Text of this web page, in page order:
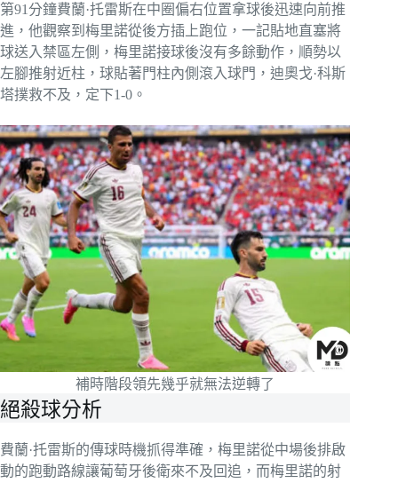
第91分鐘費蘭·托雷斯在中圈偏右位置拿球後迅速向前推
進，他觀察到梅里諾從後方插上跑位，一記貼地直塞將
球送入禁區左側，梅里諾接球後沒有多餘動作，順勢以
左腳推射近柱，球貼著門柱內側滾入球門，迪奧戈·科斯
塔撲救不及，定下1-0。
補時階段領先幾乎就無法逆轉了
絕殺球分析
費蘭·托雷斯的傳球時機抓得準確，梅里諾從中場後排啟
動的跑動路線讓葡萄牙後衛來不及回追，而梅里諾的射